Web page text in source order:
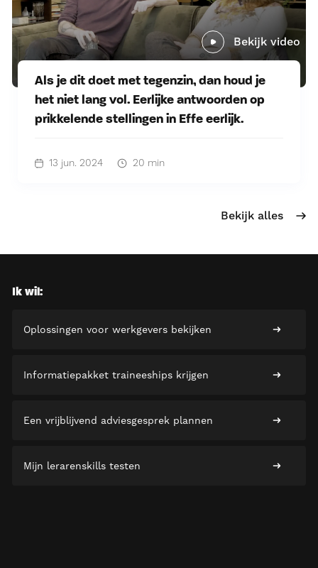
Bekijk video
Als je dit doet met tegenzin, dan houd je
het niet lang vol. Eerlijke antwoorden op
prikkelende stellingen in Effe eerlijk.
13 jun. 2024 20 min
Bekijk alles
Ik wil:
Oplossingen voor werkgevers bekijken
Informatiepakket traineeships krijgen
Een vrijblijvend adviesgesprek plannen
Mijn lerarenskills testen